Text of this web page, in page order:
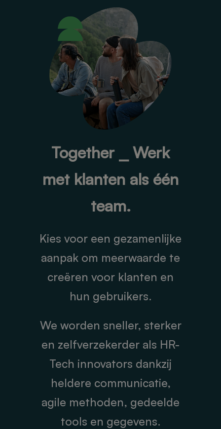
Together ⎯ Werk
met klanten als één
team.
Kies voor een gezamenlijke
aanpak om meerwaarde te
creëren voor klanten en
hun gebruikers.
We worden sneller, sterker
en zelfverzekerder als HR-
Tech innovators dankzij
heldere communicatie,
agile methoden, gedeelde
tools en gegevens.